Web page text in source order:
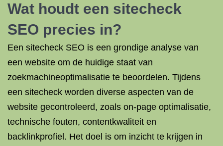
Wat houdt een sitecheck
SEO precies in?
Een sitecheck SEO is een grondige analyse van
een website om de huidige staat van
zoekmachineoptimalisatie te beoordelen. Tijdens
een sitecheck worden diverse aspecten van de
website gecontroleerd, zoals on-page optimalisatie,
technische fouten, contentkwaliteit en
backlinkprofiel. Het doel is om inzicht te krijgen in